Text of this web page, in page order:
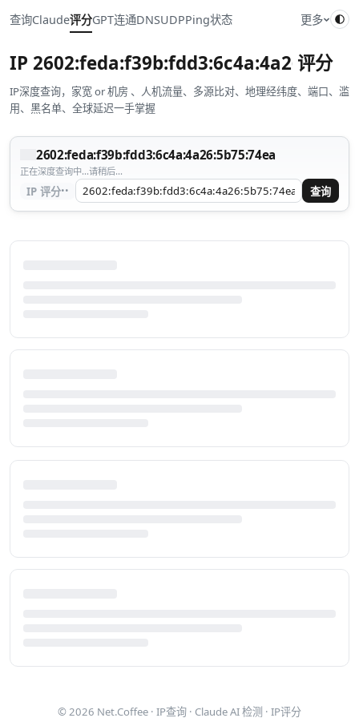
查询Claude评分GPT连通DNSUDPPing状态 更多
IP 评分
IP深度查询，家宽 or 机房 、人机流量、多源比对、地理经纬度、端口、滥
用、黑名单、全球延迟一手掌握
2602:feda:f39b:fdd3:6c4a:4a26:5b75:74ea
正在深度查询中...请稍后...
IP 评分·· 查询
© 2026 Net.Coffee · IP查询 · Claude AI 检测 · IP评分